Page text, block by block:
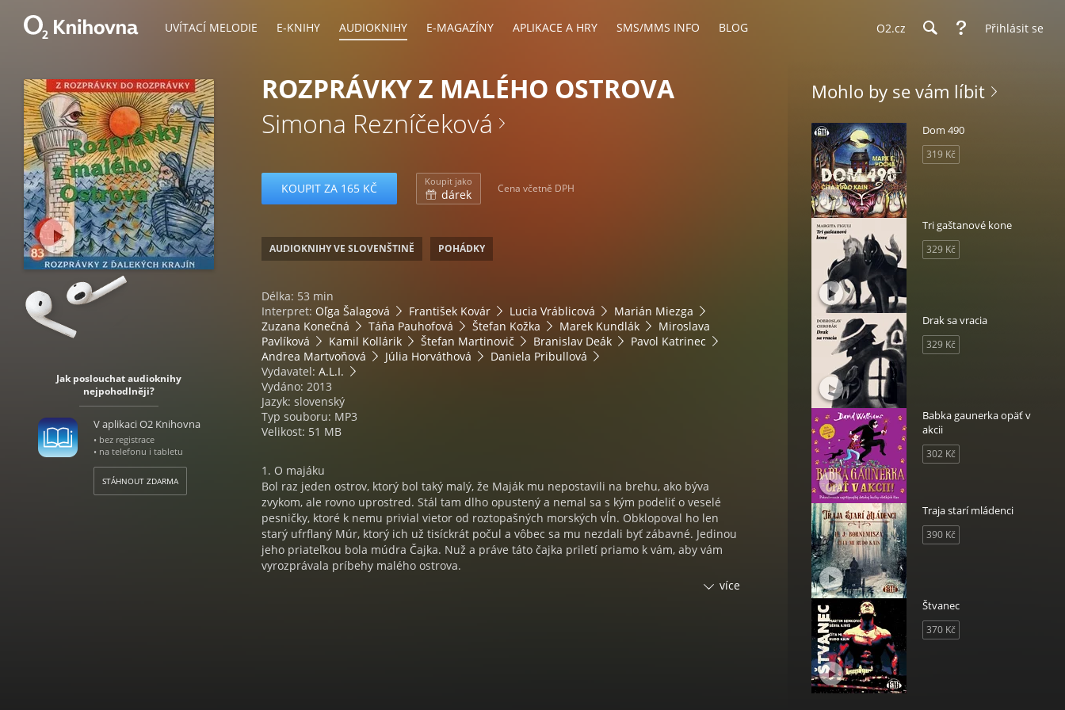
UVÍTACÍ MELODIE E-KNIHY AUDIOKNIHY E-MAGAZÍNY APLIKACE A HRY SMS/MMS INFO BLOG O2.cz Přihlásit se
Jak poslouchat audioknihy
nejpohodlněji?
V aplikaci O2 Knihovna
• bez registrace
• na telefonu i tabletu
STÁHNOUT ZDARMA
ROZPRÁVKY Z MALÉHO OSTROVA
Simona Rezníčeková
KOUPIT ZA 165 KČ Koupit jako
dárek Cena včetně DPH
AUDIOKNIHY VE SLOVENŠTINĚ POHÁDKY
Délka: 53 min
Interpret: Oľga Šalagová František Kovár Lucia Vráblicová
Marián Miezga
Zuzana Konečná
Táňa Pauhofová Štefan Kožka Marek Kundlák
Miroslava
Pavlíková
Kamil Kollárik Štefan Martinovič Branislav Deák
Pavol Katrinec
Andrea Martvoňová
Júlia Horváthová
Daniela Pribullová
Vydavatel: A.L.I.
Vydáno: 2013
Jazyk: slovenský
Typ souboru: MP3
Velikost: 51 MB
1. O majáku
Bol raz jeden ostrov, ktorý bol taký malý, že Maják mu nepostavili na brehu, ako býva
zvykom, ale rovno uprostred. Stál tam dlho opustený a nemal sa s kým podeliť o veselé
pesničky, ktoré k nemu privial vietor od roztopašných morských vĺn. Obklopoval ho len
starý ufrflaný Múr, ktorý ich už tisíckrát počul a vôbec sa mu nezdali byť zábavné. Jedinou
jeho priateľkou bola múdra Čajka. Nuž a práve táto čajka priletí priamo k vám, aby vám
vyrozprávala príbehy malého ostrova.
více
Mohlo by se vám líbit
Dom 490
319 Kč
Tri gaštanové kone
329 Kč
Drak sa vracia
329 Kč
Babka gaunerka opäť v
akcii
302 Kč
Traja starí mládenci
390 Kč
Štvanec
370 Kč